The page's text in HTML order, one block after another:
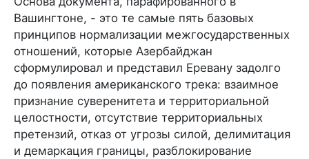
Вашингтоне, - это те самые пять базовых
принципов нормализации межгосударственных
отношений, которые Азербайджан
сформулировал и представил Еревану задолго
до появления американского трека: взаимное
признание суверенитета и территориальной
целостности, отсутствие территориальных
претензий, отказ от угрозы силой, делимитация
и демаркация границы, разблокирование